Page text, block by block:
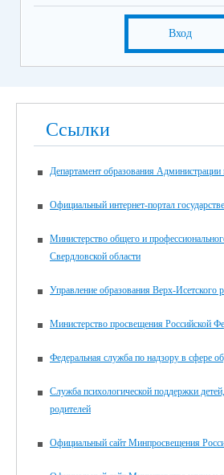
Вход
Ссылки
Департамент образования Администрации
Официальный интернет-портал
Министерство общего и
Свердловской области
Управление образования Верх-Исетского
Министерство просвещения Российской
Федеральная служба по надзору в сфере
Служба психологической поддержки
родителей
Официальный сайт Минпросвещения